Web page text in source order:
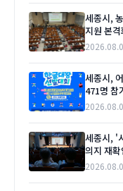
세종시,
지원 본
세종시,
471명 참
세종시, '
의지 재확